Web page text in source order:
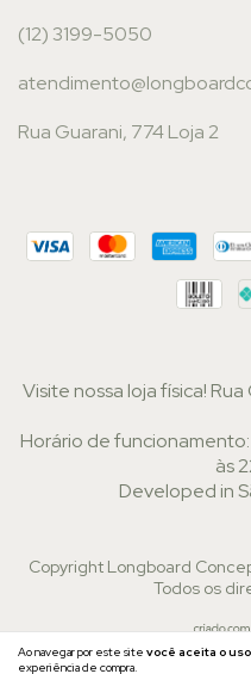
Ao navegar por este site você aceita o
experiência de compra.
(12) 3199-5050
Rua Guarani, 774 Loja 2
Visite nossa loja física!
Horário de
às
Developed in
Copyright Longboard
Todos os